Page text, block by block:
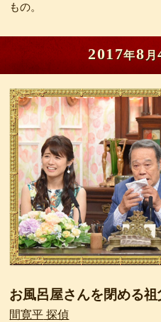
もの。
2017年8 月
お風呂屋さんを閉める祖
間寛平